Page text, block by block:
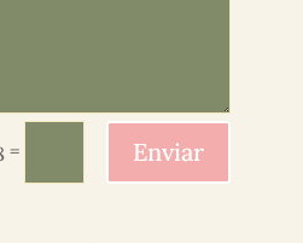
= Enviar